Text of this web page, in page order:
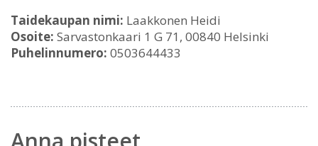
Taidekaupan nimi: Laakkonen Heidi
Osoite: Sarvastonkaari 1 G 71, 00840 Helsinki
Puhelinnumero: 0503644433